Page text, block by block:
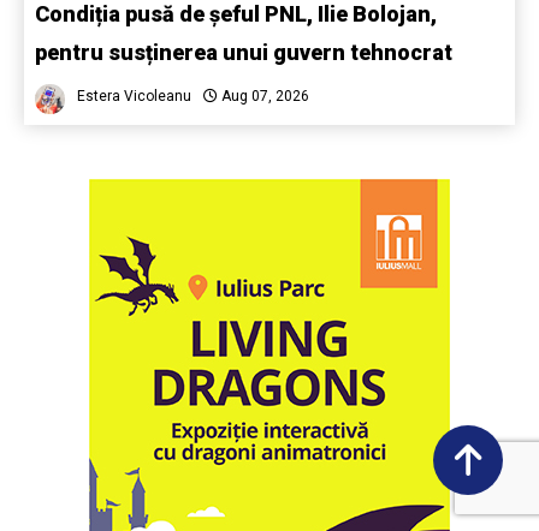
Condiția pusă de șeful PNL, Ilie Bolojan,
pentru susținerea unui guvern tehnocrat
Estera Vicoleanu Aug 07, 2026